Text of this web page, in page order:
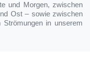
und Morgen, zwischen
Ost – sowie zwischen
Strömungen in unserem